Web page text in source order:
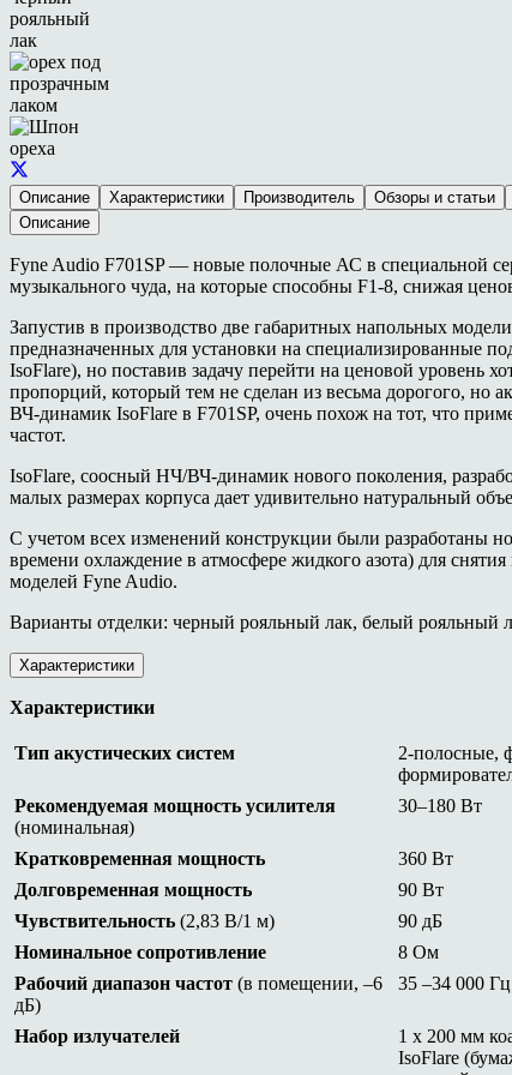
Описание Характеристики Производитель Обзоры и статьи
Описание
Fyne Audio F701SP — новые полочные АС в специальной
музыкального чуда, на которые способны F1-8, снижая
Запустив в производство две габаритных напольных
предназначенных для установки на специализированные
IsoFlare), но поставив задачу перейти на ценовой
пропорций, который тем не сделан из весьма дорогого,
ВЧ-динамик IsoFlare в F701SP, очень похож на тот, что
частот.
IsoFlare, соосный НЧ/ВЧ-динамик нового поколения,
малых размерах корпуса дает удивительно натуральный
С учетом всех изменений конструкции были разработаны
времени охлаждение в атмосфере жидкого азота) для
моделей Fyne Audio.
Варианты отделки: черный рояльный лак, белый рояльный
Характеристики
Характеристики
Тип акустических систем
2-полосные,
Рекомендуемая мощность усилителя
(номинальная)
30–180 Вт
Кратковременная мощность
360 Вт
Долговременная мощность
90 Вт
Чувствительность (2,83 В/1 м)
90 дБ
Номинальное сопротивление
8 Ом
Рабочий диапазон частот (в помещении, –6
дБ)
35 –34 000 Гц
Набор излучателей
1 х 200 мм
IsoFlare